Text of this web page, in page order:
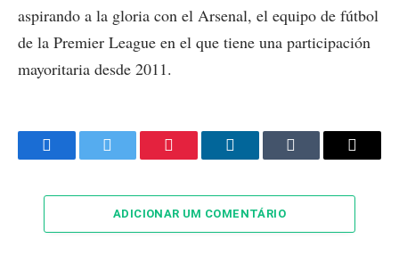
aspirando a la gloria con el Arsenal, el equipo de fútbol
de la Premier League en el que tiene una participación
mayoritaria desde 2011.
FacebookTwitter Pinterest LinkedInTumblr Email
ADICIONAR UM COMENTÁRIO